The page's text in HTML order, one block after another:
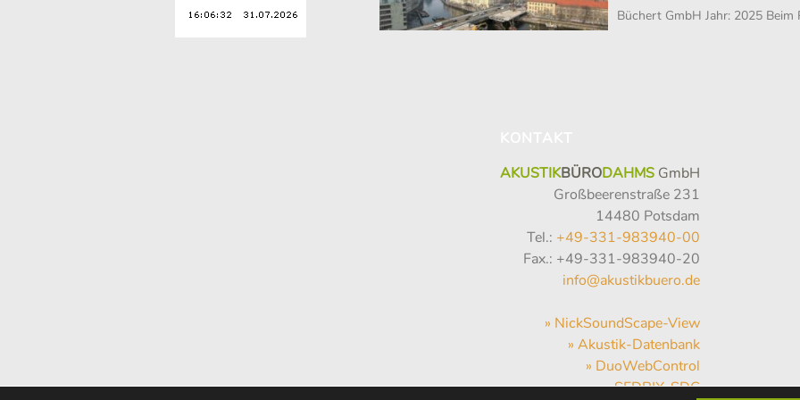
Büchert GmbH Jahr: 2025 Beim
AKUSTIKBÜRODAHMS GmbH
Großbeerenstraße 231
14480 Potsdam
Tel.: +49-331-983940-00
Fax.: +49-331-983940-20
info@akustikbuero.de
» NickSoundScape-View
» Akustik-Datenbank
» DuoWebControl
» SEDRIX-SDC